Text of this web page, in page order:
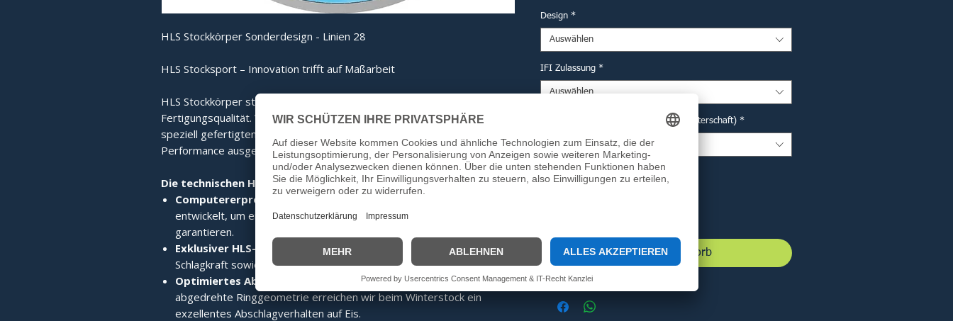
HLS Stockkörper Sonderdesign - Linien 28
HLS Stocksport – Innovation trifft auf Maßarbeit
HLS Stockkörper stehen für moderne Technik und eine kompromisslose
Fertigungsqualität. Von der computererprobten Haube bis hin zum
speziell gefertigten Edelstahlring ist jedes Bauteil auf maximale
Performance ausgelegt.
Die technischen Highlights im Detail:
Computererprobte High-Tech-Haube:
entwickelt, um eine perfekte Kraftverteilung beim Aufprall zu
garantieren.
Exklusiver HLS-Edelstahlring:Speziell gefertigt für überragende
Schlagkraft sowie enormes Fang- und Stehvermögen.
Optimiertes Abschlagverhalten:
Durch eine speziell ans Limit
abgedrehte Ringgeometrie erreichen wir beim Winterstock ein
exzellentes Abschlagverhalten auf Eis.
Design *
Auswählen
IFI Zulassung *
Auswählen
Option DESV Siegel (für Deutsche Meisterschaft) *
Auswählen
Anzahl*
In den Warenkorb